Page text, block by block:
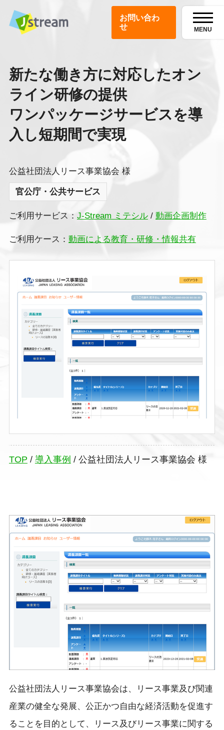
お問い合わ
せ
MENU
新たな働き方に対応したオン
ライン研修の提供
ワンパッケージサービスを導
入し短期間で実現
公益社団法人リース事業協会 様
官公庁・公共サービス
ご利用サービス： J-Stream ミテシル/ 動画企画制作
ご利用ケース： 動画による教育・研修・情報共有
TOP / 導入事例 / 公益社団法人リース事業協会 様
公益社団法人リース事業協会は、リース事業及び関連
産業の健全な発展、公正かつ自由な経済活動を促進す
ることを目的として、リース及びリース事業に関する